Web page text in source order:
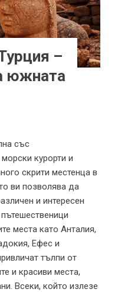
–
южната
със
курорти и
скрити местенца в
ви позволява да
и интересен
места като Анталия,
Ефес и
тълпи от
и красиви места,
Всеки, който излезе